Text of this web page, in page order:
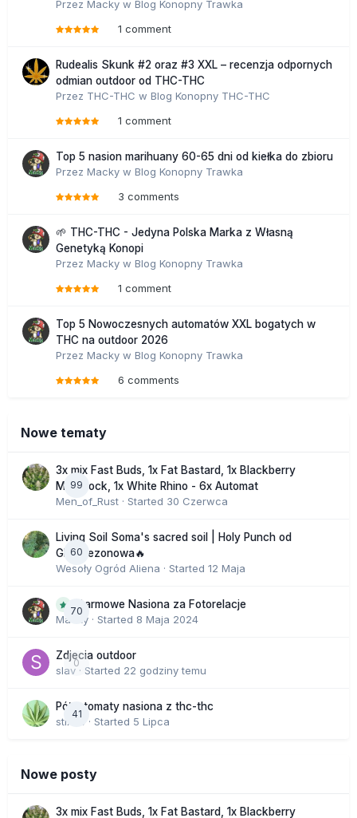
Przez Macky w Blog Konopny Trawka
1 comment
Rudealis Skunk #2 oraz #3 XXL – recenzja odpornych
odmian outdoor od THC-THC
Przez THC-THC w Blog Konopny THC-THC
1 comment
Top 5 nasion marihuany 60-65 dni od kiełka do zbioru
Przez Macky w Blog Konopny Trawka
3 comments
🌱 THC-THC - Jedyna Polska Marka z Własną
Genetyką Konopi
Przez Macky w Blog Konopny Trawka
1 comment
Top 5 Nowoczesnych automatów XXL bogatych w
THC na outdoor 2026
Przez Macky w Blog Konopny Trawka
6 comments
Nowe tematy
99
3x mix Fast Buds, 1x Fat Bastard, 1x Blackberry
Moonrock, 1x White Rhino - 6x Automat
Men_of_Rust · Started 30 Czerwca
60
Living Soil Soma's sacred soil | Holy Punch od
GHS sezonowa🔥
Wesoły Ogród Aliena · Started 12 Maja
70
Darmowe Nasiona za Fotorelacje
Macky · Started 8 Maja 2024
0
Zdjecia outdoor
slav· Started 22 godziny temu
41
Półautomaty nasiona z thc-thc
stix33
· Started 5 Lipca
Nowe posty
3x mix Fast Buds, 1x Fat Bastard, 1x Blackberry